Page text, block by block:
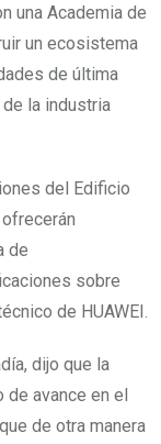
una Academia de
un ecosistema
de última
la industria
del Edificio
de
sobre
de HUAWEI.
dijo que la
de avance en el
de otra manera